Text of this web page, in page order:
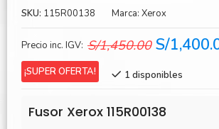
SKU: 115R00138 Marca: Xerox
Precio inc. IGV: S/1,450.00 El
original
S/
S/
¡SUPER OFERTA! 1 disponibles
Fusor Xerox 115R00138